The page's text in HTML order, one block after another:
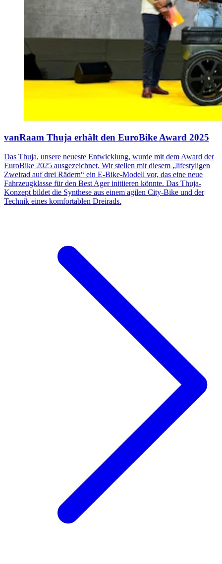
vanRaam Thuja erhält den EuroBike Award 2025
Das Thuja, unsere neueste Entwicklung, wurde mit dem Award der
EuroBike 2025 ausgezeichnet. Wir stellen mit diesem „lifestyligen
Zweirad auf drei Rädern“ ein E-Bike-Modell vor, das eine neue
Fahrzeugklasse für den Best Ager initiieren könnte. Das Thuja-
Konzept bildet die Synthese aus einem agilen City-Bike und der
Technik eines komfortablen Dreirads.